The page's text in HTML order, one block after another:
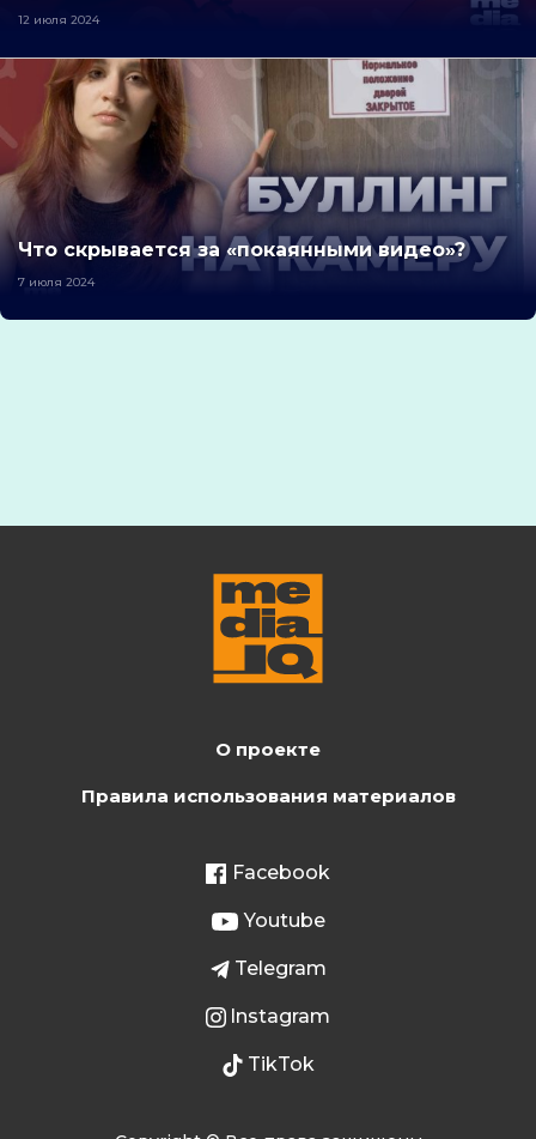
12 июля 2024
Что скрывается за «покаянными видео»?
7 июля 2024
О проекте
Правила использования материалов
Facebook
Youtube
Telegram
Instagram
TikTok